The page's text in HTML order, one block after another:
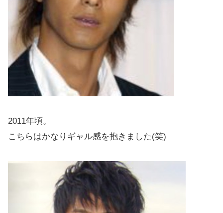
2011年頃。
こちらはかなりギャル感を抱きました(笑)